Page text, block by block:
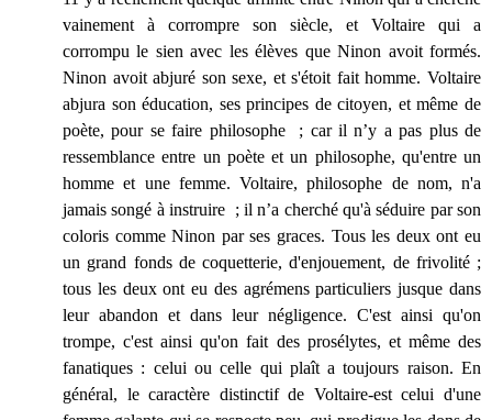
vainement à corrompre son siècle, et Voltaire qui a
corrompu le sien avec les élèves que Ninon avoit formés.
Ninon avoit abjuré son sexe, et s'étoit fait homme. Voltaire
abjura son éducation, ses principes de citoyen, et même de
poète, pour se faire philosophe ; car il n’y a pas plus de
ressemblance entre un poète et un philosophe, qu'entre un
homme et une femme. Voltaire, philosophe de nom, n'a
jamais songé à instruire ; il n’a cherché qu'à séduire par son
coloris comme Ninon par ses graces. Tous les deux ont eu
un grand fonds de coquetterie, d'enjouement, de frivolité ;
tous les deux ont eu des agrémens particuliers jusque dans
leur abandon et dans leur négligence. C'est ainsi qu'on
trompe, c'est ainsi qu'on fait des prosélytes, et même des
fanatiques : celui ou celle qui plaît a toujours raison. En
général, le caractère distinctif de Voltaire-est celui d'une